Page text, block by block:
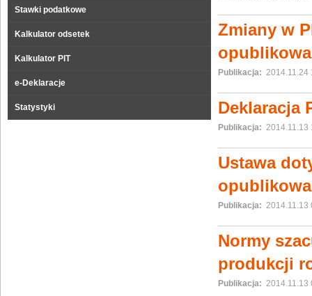
Stawki podatkowe
Kalkulator odsetek
Kalkulator PIT
e-Deklaracje
Statystyki
Zmiany w
Publikacja: 2014.11.24
Deklaracja
Publikacja: 2014.11.13
Ustawa
Publikacja: 2014.11.13
Normy
produkcji
Publikacja: 2014.11.13